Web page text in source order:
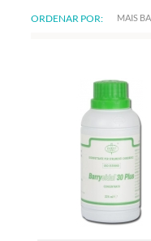
ORDENAR POR: MAIS